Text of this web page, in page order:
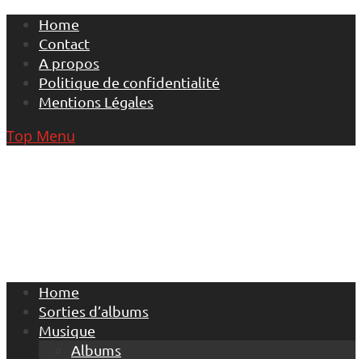
Skip
content
Home
Contact
A propos
Politique de confidentialité
Mentions Légales
Top Menu
Home
Sorties d’albums
Musique
Albums